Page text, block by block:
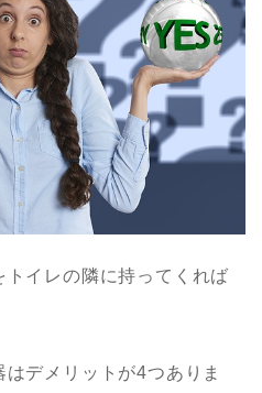
イレの隣に持ってくれば
デメリットが4つありま